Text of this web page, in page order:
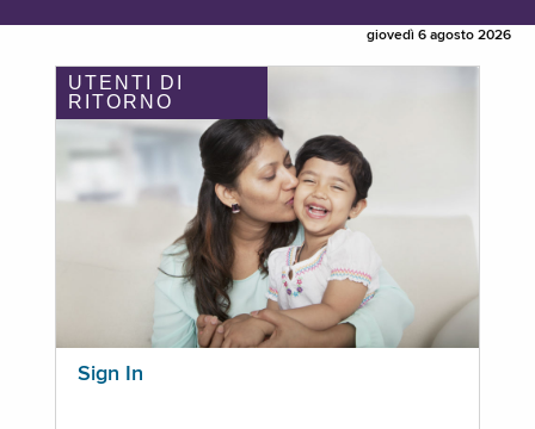
giovedì 6 agosto 2026
UTENTI DI
RITORNO
Sign In